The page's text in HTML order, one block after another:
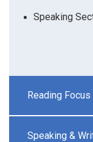
Speaking
Reading Focus
Speaking &